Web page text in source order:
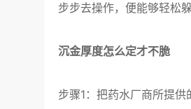
步步去操作，便能够轻松
沉金厚度怎么定才不脆
步骤1：把药水厂商所提供